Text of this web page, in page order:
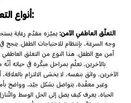
أنواع التعلق العاطفي المختلفة:
التعلّق العاطفي الآمن: يميّزه مقدّم رعاية
وجه السرعة، بإنتظام للاحتياجات الطفل. ينجح
آمن مع الطفل. هذا النوع من التعلق
بالآخرين، تعلّم بمراحل مبكّرة في حياته
الآخرين، واثق بنفسه، لا يخشى الالتزام
وغير معقّدة، يتواصل بشكل جيّد، وواضح
الحياة، يعرف كيف يصل إلى الحل الوسط